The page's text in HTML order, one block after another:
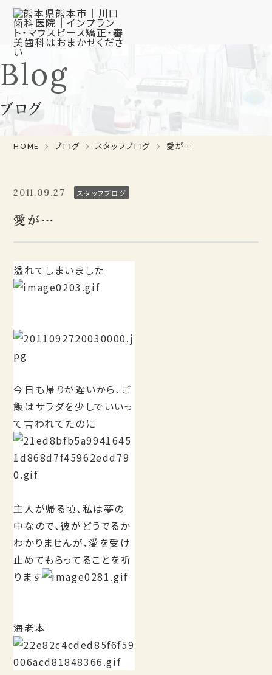
Blog
ブログ
HOME ブログ スタッフブログ 愛が…
2011.09.27 スタッフブログ
愛が…
溢れてしまいました
今日も帰りが遅いから、ご
飯はサラダを少しでいいっ
て言われてたのに
主人が帰る頃、私は夢の
中なので、彼がどうでるか
わかりませんが、愛を受け
止めてもらってることを祈
ります
海老本